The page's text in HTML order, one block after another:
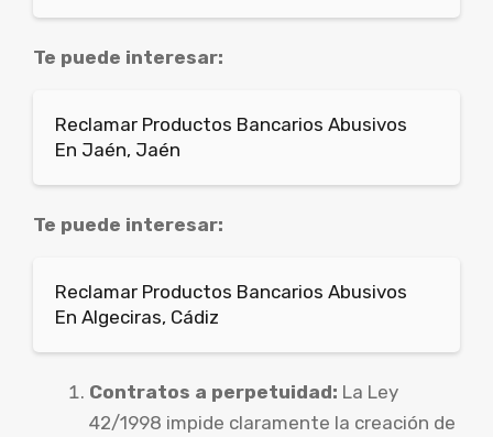
Te puede interesar:
Reclamar Productos Bancarios Abusivos
En Jaén, Jaén
Te puede interesar:
Reclamar Productos Bancarios Abusivos
En Algeciras, Cádiz
Contratos a perpetuidad: La Ley
42/1998 impide claramente la creación de